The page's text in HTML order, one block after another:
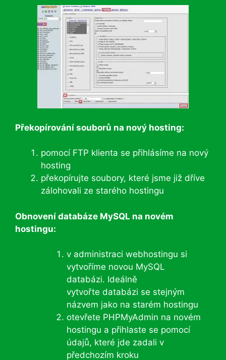
Překopírování souborů na nový hosting:
pomocí FTP klienta se přihlásíme na nový
hosting
překopírujte soubory, které jsme již dříve
zálohovali ze starého hostingu
Obnovení databáze MySQL na novém
hostingu:
v administraci webhostingu si
vytvoříme novou MySQL
databázi. Ideálně
vytvořte databázi se stejným
názvem jako na starém hostingu
otevřete PHPMyAdmin na novém
hostingu a přihlaste se pomocí
údajů, které jde zadali v
předchozím kroku